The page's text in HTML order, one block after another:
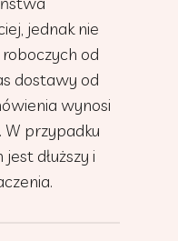
jednak nie
od
dostawy od
wynosi
W przypadku
dłuższy i